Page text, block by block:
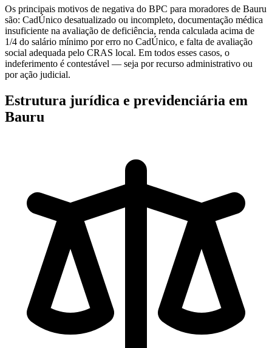
Os principais motivos de negativa do BPC para moradores de Bauru
são: CadÚnico desatualizado ou incompleto, documentação médica
insuficiente na avaliação de deficiência, renda calculada acima de
1/4 do salário mínimo por erro no CadÚnico, e falta de avaliação
social adequada pelo CRAS local. Em todos esses casos, o
indeferimento é contestável — seja por recurso administrativo ou
por ação judicial.
Estrutura jurídica e previdenciária em
Bauru